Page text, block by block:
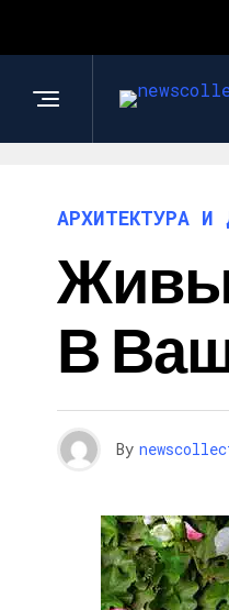
АРХИТЕКТУРА И
В
By